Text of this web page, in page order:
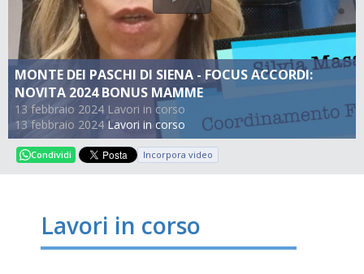
MONTE DEI PASCHI DI SIENA - FOCUS ACCORDI:
NOVITA 2024 BONUS MAMME
13 febbraio 2024 Lavori in corso
13 febbraio 2024 Lavori in corso
Condividi Incorpora video
Lavori in corso